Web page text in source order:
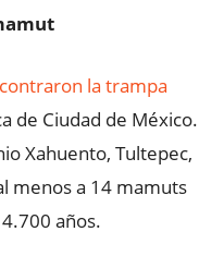
la trampa
de Ciudad de México.
Xahuento, Tultepec,
menos a 14 mamuts
años.